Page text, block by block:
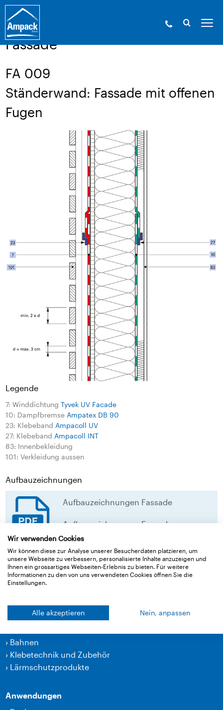
Ampack - Die Experten der Gebäudehülle. Seit
1946.»Service
Fassade
FA 009
Ständerwand: Fassade mit offenen
Fugen
Legende
7: WinddichtungTyvek UV Facade
10: Dampfbremse Ampatex DB 90
23: Klebeband Ampacoll UV
27: Klebeband Ampacoll INT
83: Innenbekleidung
101: Verkleidung aussen
Aufbauzeichnungen
Aufbauzeichnungen Fassade
Aufbauzeichnungen Fassade
download
Zurück zur Übersicht
› Bahnen
› Klebetechnik und Zubehör
› Lärmschutzprodukte
Anwendungen
Wir verwenden Cookies
Wir können diese zur Analyse unserer Besucherdaten platzieren, um
unsere Webseite zu verbessern, personalisierte Inhalte anzuzeigen und
Ihnen ein grossartiges Webseiten-Erlebnis zu bieten. Für weitere
Informationen zu den von uns verwendeten Cookies öffnen Sie die
Einstellungen.
Alle akzeptieren Nein, anpassen